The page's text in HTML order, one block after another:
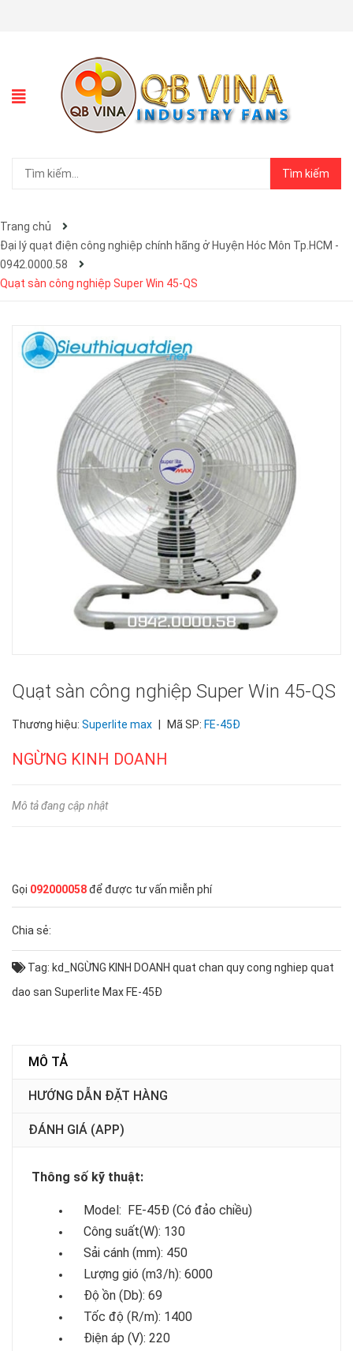
Tìm kiếm
Trang chủ
Đại lý quạt điện công nghiệp chính hãng ở Huyện Hóc Môn Tp.HCM -
0942.0000.58
Quạt sàn công nghiệp Super Win 45-QS
Quạt sàn công nghiệp Super Win 45-QS
Thương hiệu: Superlite max Mã SP: FE-45Đ
NGỪNG KINH DOANH
Mô tả đang cập nhật
Gọi 092000058để được tư vấn miễn phí
Chia sẻ:
Tag: kd_NGỪNG KINH DOANH quat chan quy cong nghiep quat
dao san Superlite Max FE-45Đ
MÔ TẢ
HƯỚNG DẪN ĐẶT HÀNG
ĐÁNH GIÁ (APP)
Thông số kỹ thuật:
Model: FE-45Đ (Có đảo chiều)
Công suất(W): 130
Sải cánh (mm): 450
Lượng gió (m3/h): 6000
Độ ồn (Db): 69
Tốc độ (R/m): 1400
Điện áp (V): 220